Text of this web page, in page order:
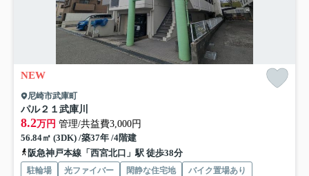
NEW
尼崎市武庫町
パル２１武庫川
8.2万円 管理/共益費3,000円
56.84㎡ (3DK) /築37年 /4階建
阪急神戸本線「西宮北口」駅 徒歩38分
駐輪場 光ファイバー 閑静な住宅地
バイク置場あり